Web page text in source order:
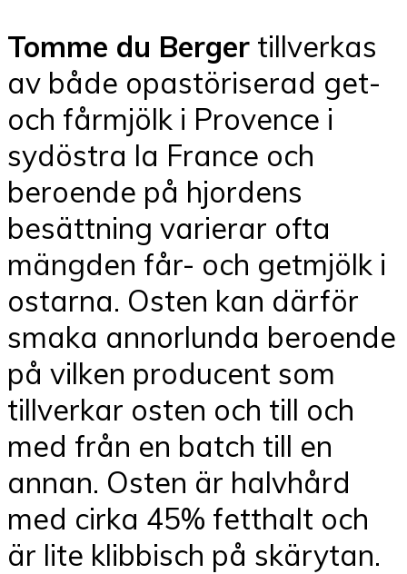
Tomme du Berger tillverkas
av både opastöriserad get-
och fårmjölk i Provence i
sydöstra la France och
beroende på hjordens
besättning varierar ofta
mängden får- och getmjölk i
ostarna. Osten kan därför
smaka annorlunda beroende
på vilken producent som
tillverkar osten och till och
med från en batch till en
annan. Osten är halvhård
med cirka 45% fetthalt och
är lite klibbisch på skärytan.